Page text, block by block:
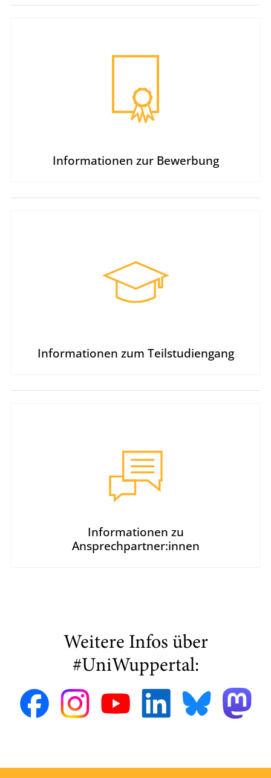
Informationen zur Bewerbung
Informationen zum Teilstudiengang
Informationen zu
Ansprechpartner:innen
Weitere Infos über
#UniWuppertal: